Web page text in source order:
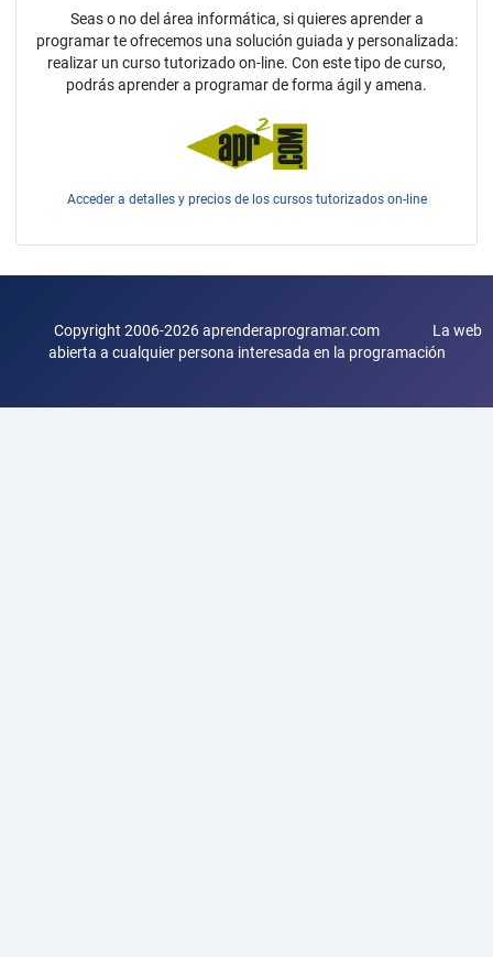
Seas o no del área informática, si quieres aprender a
programar te ofrecemos una solución guiada y personalizada:
realizar un curso tutorizado on-line. Con este tipo de curso,
podrás aprender a programar de forma ágil y amena.
Acceder a detalles y precios de los cursos tutorizados on-line
Copyright 2006-2026 aprenderaprogramar.com La web
abierta a cualquier persona interesada en la programación